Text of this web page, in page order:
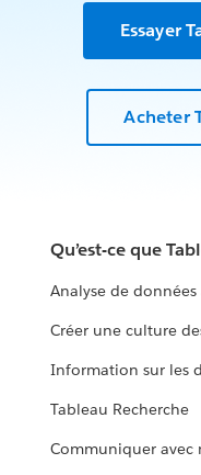
Essayer
Acheter
Qu’est-ce que
Analyse de
Créer une culture
Information sur les
Tableau Recherche
Communiquer avec